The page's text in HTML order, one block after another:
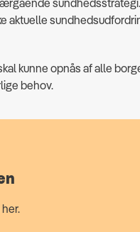
aktuelle
kunne opnås af alle
behov.